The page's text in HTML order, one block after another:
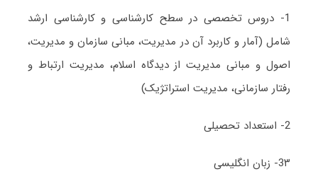
1- دروس تخصصی در سطح کارشناسی و کارشناسی ارشد
شامل (آمار و کاربرد آن در مدیریت، مبانی سازمان و مدیریت،
اصول و مبانی مدیریت از دیدگاه اسلام، مدیریت ارتباط و
رفتار سازمانی، مدیریت استراتژیک)
2- استعداد تحصیلی
3۳- زبان انگلیسی